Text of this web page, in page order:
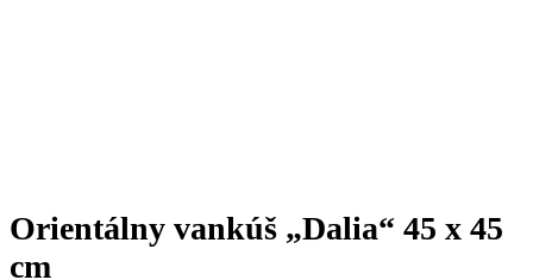
Orientálny vankúš „Dalia“ 45 x 45
cm